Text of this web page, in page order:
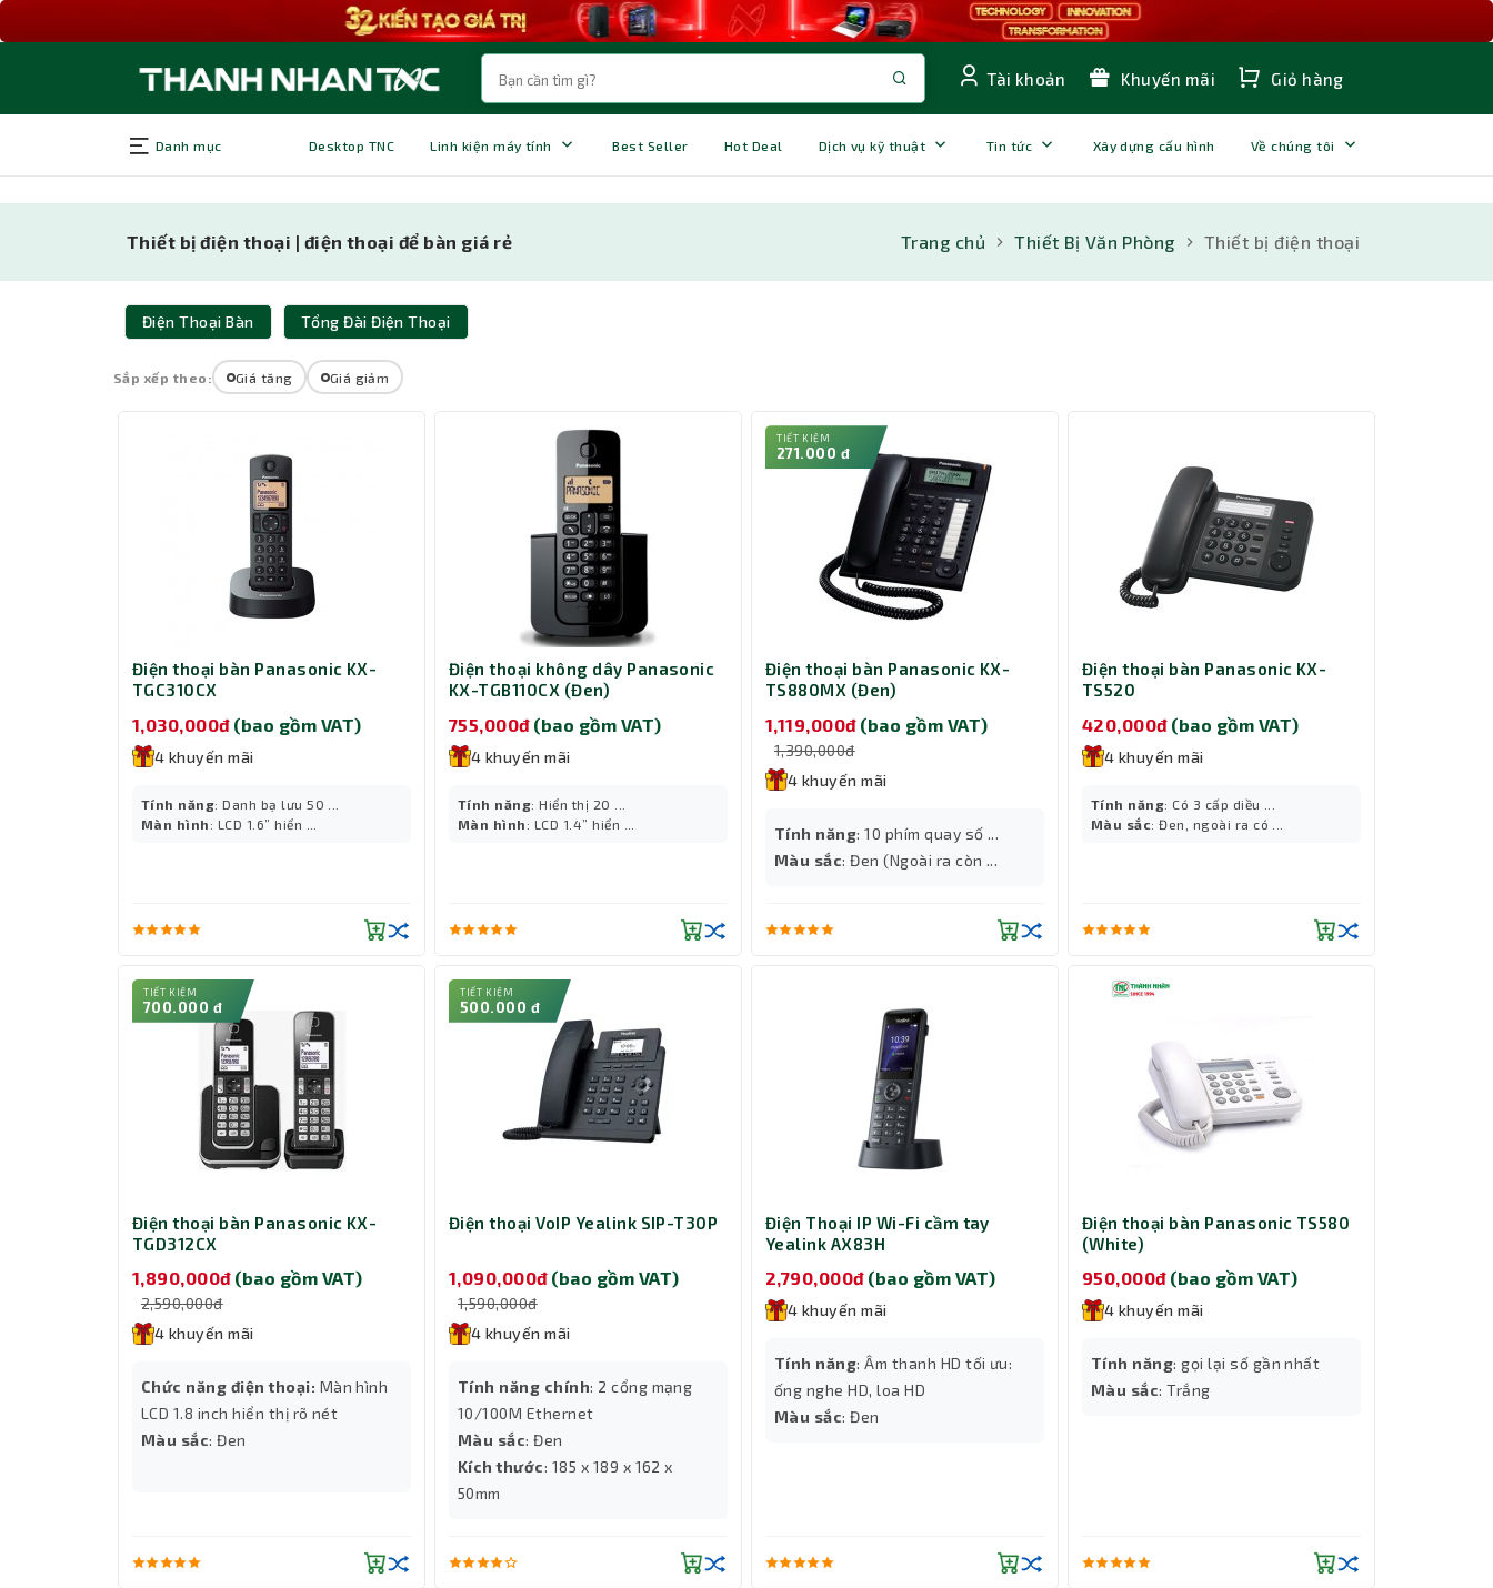
Tài khoản Khuyến mãi Giỏ hàng
Danh mục Desktop TNC Linh kiện máy tính Best Seller Hot Deal Dịch vụ kỹ thuật Tin tức Xây dựng cấu hình Về chúng tôi
Thiết bị điện thoại | điện thoại để bàn giá rẻ Trang chủ Thiết Bị Văn Phòng Thiết bị điện thoại
Điện Thoại Bàn Tổng Đài Điện Thoại
Sắp xếp theo: Giá tăng Giá giảm
Điện thoại bàn Panasonic KX-
TGC310CX
1,030,000đ (bao gồm VAT)
4 khuyến mãi
Tính năng: Danh bạ lưu 50 ...
Màn hình : LCD 1.6” hiển ...
Điện thoại không dây Panasonic
KX-TGB110CX (Đen)
755,000đ (bao gồm VAT)
4 khuyến mãi
Tính năng: Hiển thị 20 ...
Màn hình : LCD 1.4” hiển ...
TIẾT KIỆM
271.000 đ
Điện thoại bàn Panasonic KX-
TS880MX (Đen)
1,119,000đ (bao gồm VAT)
1,390,000đ
4 khuyến mãi
Tính năng: 10 phím quay số ...
Màu sắc: Đen (Ngoài ra còn ...
Điện thoại bàn Panasonic KX-
TS520
420,000đ (bao gồm VAT)
4 khuyến mãi
Tính năng: Có 3 cấp diều ...
Màu sắc: Đen, ngoài ra có ...
TIẾT KIỆM
700.000 đ
Điện thoại bàn Panasonic KX-
TGD312CX
1,890,000đ (bao gồm VAT)
2,590,000đ
4 khuyến mãi
Chức năng điện thoại: Màn hình
LCD 1.8 inch hiển thị rõ nét
Màu sắc: Đen
TIẾT KIỆM
500.000 đ
Điện thoại VoIP Yealink SIP-T30P
1,090,000đ (bao gồm VAT)
1,590,000đ
4 khuyến mãi
Tính năng chính: 2 cổng mạng
10/100M Ethernet
Màu sắc: Đen
Kích thước: 185 x 189 x 162 x
50mm
Điện Thoại IP Wi-Fi cầm tay
Yealink AX83H
2,790,000đ (bao gồm VAT)
4 khuyến mãi
Tính năng: Âm thanh HD tối ưu:
ống nghe HD, loa HD
Màu sắc: Đen
Điện thoại bàn Panasonic TS580
(White)
950,000đ (bao gồm VAT)
4 khuyến mãi
Tính năng: gọi lại số gần nhất
Màu sắc: Trắng